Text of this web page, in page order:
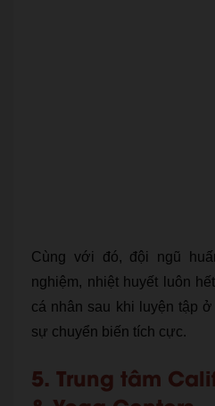
Cùng với đó, đội ngũ
nghiệm, nhiệt huyết luôn
cá nhân sau khi luyện tập
sự chuyển biến tích cực.
5. Trung tâm